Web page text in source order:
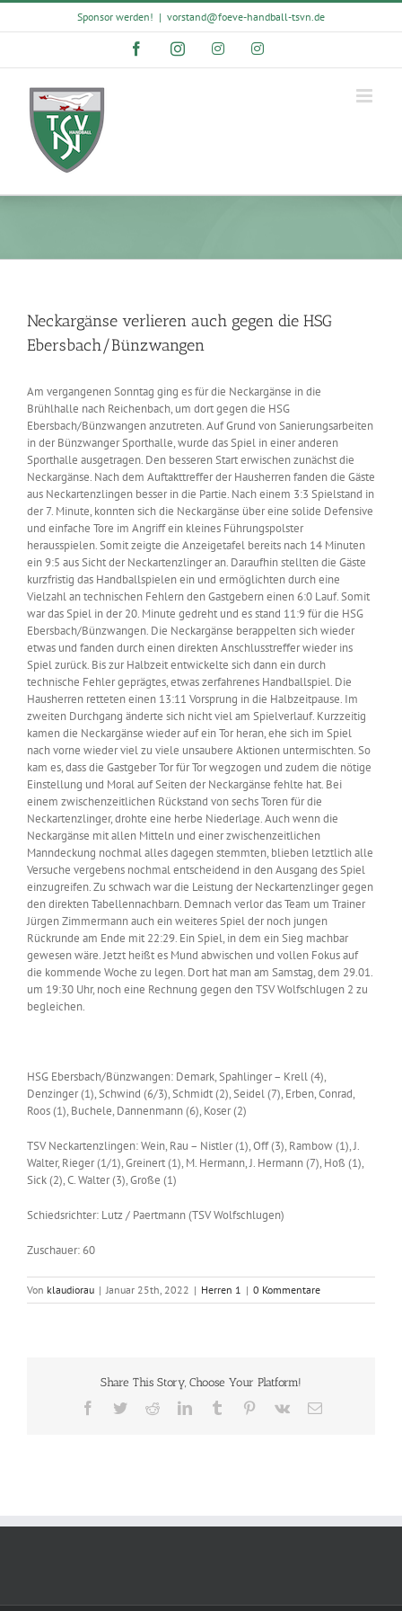
Skip
Sponsor werden! | vorstand@foeve-handball-tsvn.de
FacebookInstagramInstagramInstagram
Neckargänse verlieren auch gegen die HSG
Ebersbach/Bünzwangen
Am vergangenen Sonntag ging es für die Neckargänse in die
Brühlhalle nach Reichenbach, um dort gegen die HSG
Ebersbach/Bünzwangen anzutreten. Auf Grund von Sanierungsarbeiten
in der Bünzwanger Sporthalle, wurde das Spiel in einer anderen
Sporthalle ausgetragen. Den besseren Start erwischen zunächst die
Neckargänse. Nach dem Auftakttreffer der Hausherren fanden die Gäste
aus Neckartenzlingen besser in die Partie. Nach einem 3:3 Spielstand in
der 7. Minute, konnten sich die Neckargänse über eine solide Defensive
und einfache Tore im Angriff ein kleines Führungspolster
herausspielen. Somit zeigte die Anzeigetafel bereits nach 14 Minuten
ein 9:5 aus Sicht der Neckartenzlinger an. Daraufhin stellten die Gäste
kurzfristig das Handballspielen ein und ermöglichten durch eine
Vielzahl an technischen Fehlern den Gastgebern einen 6:0 Lauf. Somit
war das Spiel in der 20. Minute gedreht und es stand 11:9 für die HSG
Ebersbach/Bünzwangen. Die Neckargänse berappelten sich wieder
etwas und fanden durch einen direkten Anschlusstreffer wieder ins
Spiel zurück. Bis zur Halbzeit entwickelte sich dann ein durch
technische Fehler geprägtes, etwas zerfahrenes Handballspiel. Die
Hausherren retteten einen 13:11 Vorsprung in die Halbzeitpause. Im
zweiten Durchgang änderte sich nicht viel am Spielverlauf. Kurzzeitig
kamen die Neckargänse wieder auf ein Tor heran, ehe sich im Spiel
nach vorne wieder viel zu viele unsaubere Aktionen untermischten. So
kam es, dass die Gastgeber Tor für Tor wegzogen und zudem die nötige
Einstellung und Moral auf Seiten der Neckargänse fehlte hat. Bei
einem zwischenzeitlichen Rückstand von sechs Toren für die
Neckartenzlinger, drohte eine herbe Niederlage. Auch wenn die
Neckargänse mit allen Mitteln und einer zwischenzeitlichen
Manndeckung nochmal alles dagegen stemmten, blieben letztlich alle
Versuche vergebens nochmal entscheidend in den Ausgang des Spiel
einzugreifen. Zu schwach war die Leistung der Neckartenzlinger gegen
den direkten Tabellennachbarn. Demnach verlor das Team um Trainer
Jürgen Zimmermann auch ein weiteres Spiel der noch jungen
Rückrunde am Ende mit 22:29. Ein Spiel, in dem ein Sieg machbar
gewesen wäre. Jetzt heißt es Mund abwischen und vollen Fokus auf
die kommende Woche zu legen. Dort hat man am Samstag, dem 29.01.
um 19:30 Uhr, noch eine Rechnung gegen den TSV Wolfschlugen 2 zu
begleichen.
HSG Ebersbach/Bünzwangen: Demark, Spahlinger – Krell (4),
Denzinger (1), Schwind (6/3), Schmidt (2), Seidel (7), Erben, Conrad,
Roos (1), Buchele, Dannenmann (6), Koser (2)
TSV Neckartenzlingen: Wein, Rau – Nistler (1), Off (3), Rambow (1), J.
Walter, Rieger (1/1), Greinert (1), M. Hermann, J. Hermann (7), Hoß (1),
Sick (2), C. Walter (3), Große (1)
Schiedsrichter: Lutz / Paertmann (TSV Wolfschlugen)
Zuschauer: 60
Von klaudiorau | Januar 25th, 2022 | Herren 1 | 0 Kommentare
Share This Story, Choose Your Platform!
Facebook
TwitterRedditLinkedInTumblr Pinterest
Vk
E-